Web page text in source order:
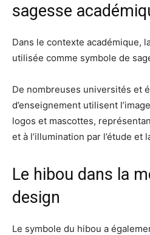
sagesse
Dans le contexte académique,
utilisée comme symbole de
De nombreuses universités et
d’enseignement utilisent
logos et mascottes,
et à l’illumination par l’étude et
Le hibou dans la
design
Le symbole du hibou a